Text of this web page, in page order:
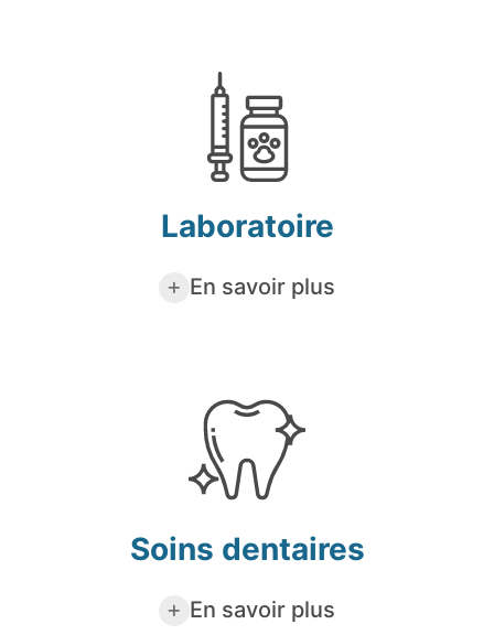
Laboratoire
En savoir plus
Soins dentaires
En savoir plus